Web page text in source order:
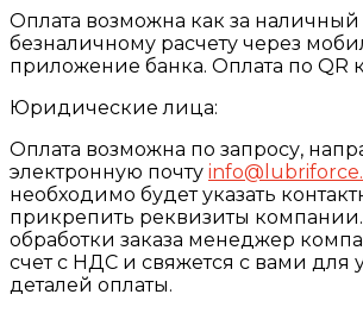
Оплата возможна как за наличный
безналичному расчету через
приложение банка. Оплата по QR
Юридические лица:
Оплата возможна по запросу,
электронную почту
необходимо будет указать
прикрепить реквизиты
обработки заказа менеджер
счет с НДС и свяжется с вами для
деталей оплаты.